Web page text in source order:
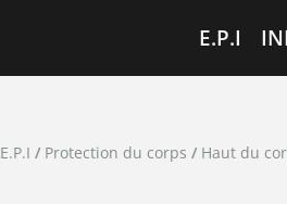
E.P.I
E.P.I / Protection du corps / Haut du